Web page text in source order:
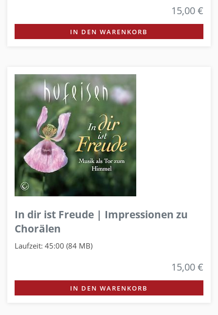
15,00 €
IN DEN WARENKORB
In dir ist Freude | Impressionen zu
Chorälen
Laufzeit: 45:00 (84 MB)
15,00 €
IN DEN WARENKORB